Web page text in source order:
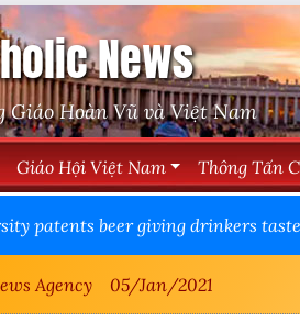
News
Giáo Hoàn Vũ và Việt Nam
Giáo Hội Việt Nam Thông Tấn
patents beer giving drinkers
Agency 05/Jan/2021